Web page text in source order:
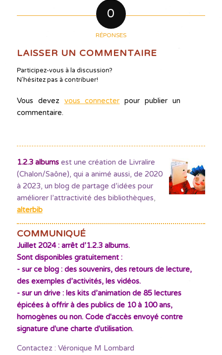
0
RÉPONSES
LAISSER UN COMMENTAIRE
Participez-vous à la discussion?
N'hésitez pas à contribuer!
Vous devez vous connecter pour publier un
commentaire.
1.2.3 albumsest une création de Livralire
(Chalon/Saône), qui a animé aussi, de 2020
à 2023, un blog de partage d’idées pour
améliorer l’attractivité des bibliothèques,
alterbib
COMMUNIQUÉ
Juillet 2024 : arrêt d’1.2.3 albums.
Sont disponibles gratuitement :
- sur ce blog : des souvenirs, des retours de lecture,
des exemples d’activités, les vidéos.
- sur un drive : les kits d’animation de 85 lectures
épicées à offrir à des publics de 10 à 100 ans,
homogènes ou non. Code d'accès envoyé contre
signature d'une charte d'utilisation.
Contactez : Véronique M Lombard